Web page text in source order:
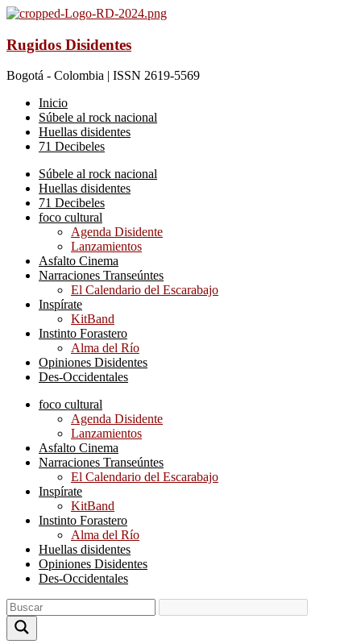
Rugidos Disidentes
Bogotá - Colombia | ISSN 2619-5569
Inicio
Súbele al rock nacional
Huellas disidentes
71 Decibeles
Súbele al rock nacional
Huellas disidentes
71 Decibeles
foco cultural
Agenda Disidente
Lanzamientos
Asfalto Cinema
Narraciones Transeúntes
El Calendario del Escarabajo
Inspírate
KitBand
Instinto Forastero
Alma del Río
Opiniones Disidentes
Des-Occidentales
foco cultural
Agenda Disidente
Lanzamientos
Asfalto Cinema
Narraciones Transeúntes
El Calendario del Escarabajo
Inspírate
KitBand
Instinto Forastero
Alma del Río
Huellas disidentes
Opiniones Disidentes
Des-Occidentales